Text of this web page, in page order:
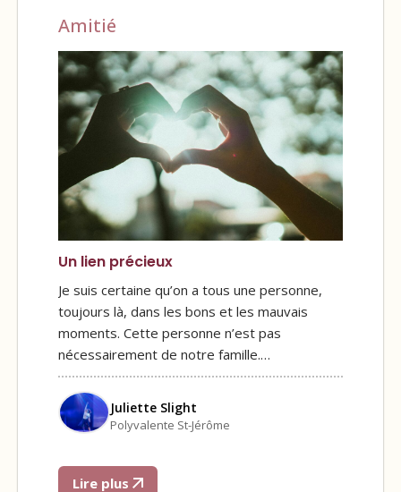
Amitié
Un lien précieux
Je suis certaine qu’on a tous une personne,
toujours là, dans les bons et les mauvais
moments. Cette personne n’est pas
nécessairement de notre famille.…
Juliette Slight
Polyvalente St-Jérôme
Lire plus